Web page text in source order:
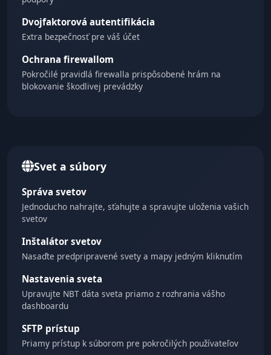
Dvojfaktorová autentifikácia
Extra bezpečnosť pre váš účet
Ochrana firewallom
Pokročilé pravidlá firewalla prispôsobené hrám na
blokovanie škodlivej prevádzky
Svet a súbory
Správa svetov
Jednoducho nahrajte, sťahujte a spravujte uloženia vašich
svetov
Inštalátor svetov
Nasaďte predpripravené svety a mapy jedným kliknutím
Nastavenia sveta
Upravujte NBT dáta sveta priamo z rozhrania vášho
dashboardu
SFTP prístup
Priamy prístup k súborom pre pokročilých používateľov